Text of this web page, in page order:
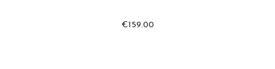
€159.00